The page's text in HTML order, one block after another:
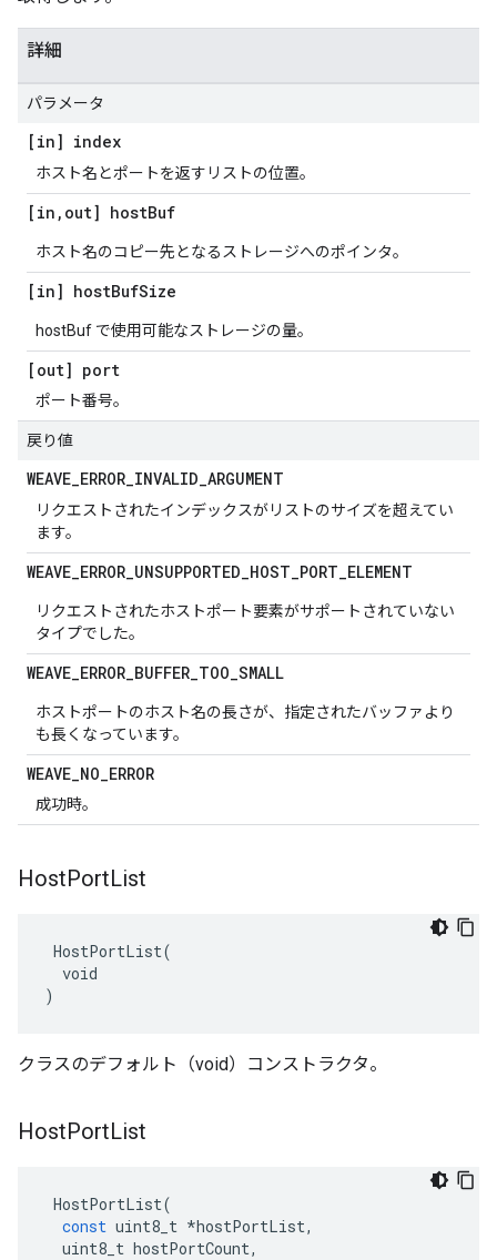
詳細
パラメータ
[in] index
ホスト名とポートを返すリストの位置。
[in , out] hostBuf
ホスト名のコピー先となるストレージへのポインタ。
[in] hostBufSize
hostBuf で使用可能なストレージの量。
[out] port
ポート番号。
戻り値
WEAVE_ERROR_INVALID_ARGUMENT
リクエストされたインデックスがリストのサイズを超えてい
ます。
WEAVE_ERROR_UNSUPPORTED_HOST_PORT_ELEMENT
リクエストされたホストポート要素がサポートされていない
タイプでした。
WEAVE_ERROR_BUFFER_TOO_SMALL
ホストポートのホスト名の長さが、指定されたバッファより
も長くなっています。
WEAVE_NO_ERROR
成功時。
HostPortList
HostPortList(
  void
)
クラスのデフォルト（void）コンストラクタ。
HostPortList
HostPortList(
const uint8_t *hostPortList,
uint8_t hostPortCount,